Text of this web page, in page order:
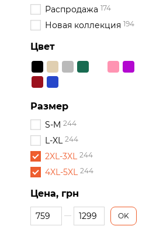
Распродажа 174
Новая коллекция 194
Цвет
Размер
S-M 244
L-XL 244
2XL-3XL 244
4XL-5XL 244
Цена, грн
От Цена, грн
До Цена, грн OK